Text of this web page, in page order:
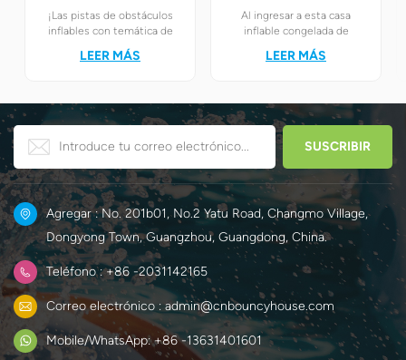
patio trasero
¡Las pistas de obstáculos
inflables con temática de
carreras son sin duda la
mejor opción! Combinan a la
juego de obstáculos para
crear un mundo único y
LEER MÁS
congelado
Al ingresar a esta casa
inflable congelada de
ensueño, los niños se
encontrarán
nieve de Elsa y Anna.
LEER MÁS
Agregar : No. 201b01, No.2 Yatu Road, Changmo Village,
Dongyong Town, Guangzhou, Guangdong, China.
Teléfono : +86 -2031142165
Correo electrónico : admin@cnbouncyhouse.com
Mobile/WhatsApp: +86 -13631401601